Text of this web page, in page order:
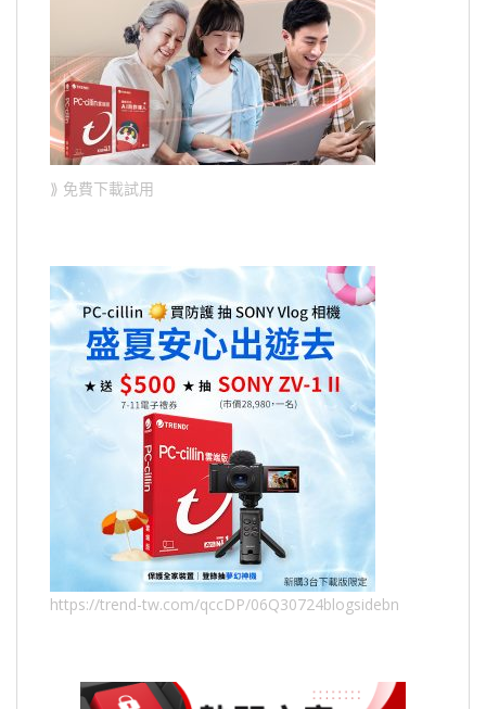
⟫ 免費下載試用
https://trend-tw.com/qccDP/06Q30724blogsidebn